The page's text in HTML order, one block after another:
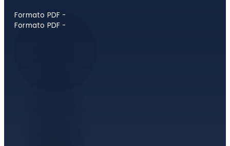
Formato PDF -
Formato PDF -